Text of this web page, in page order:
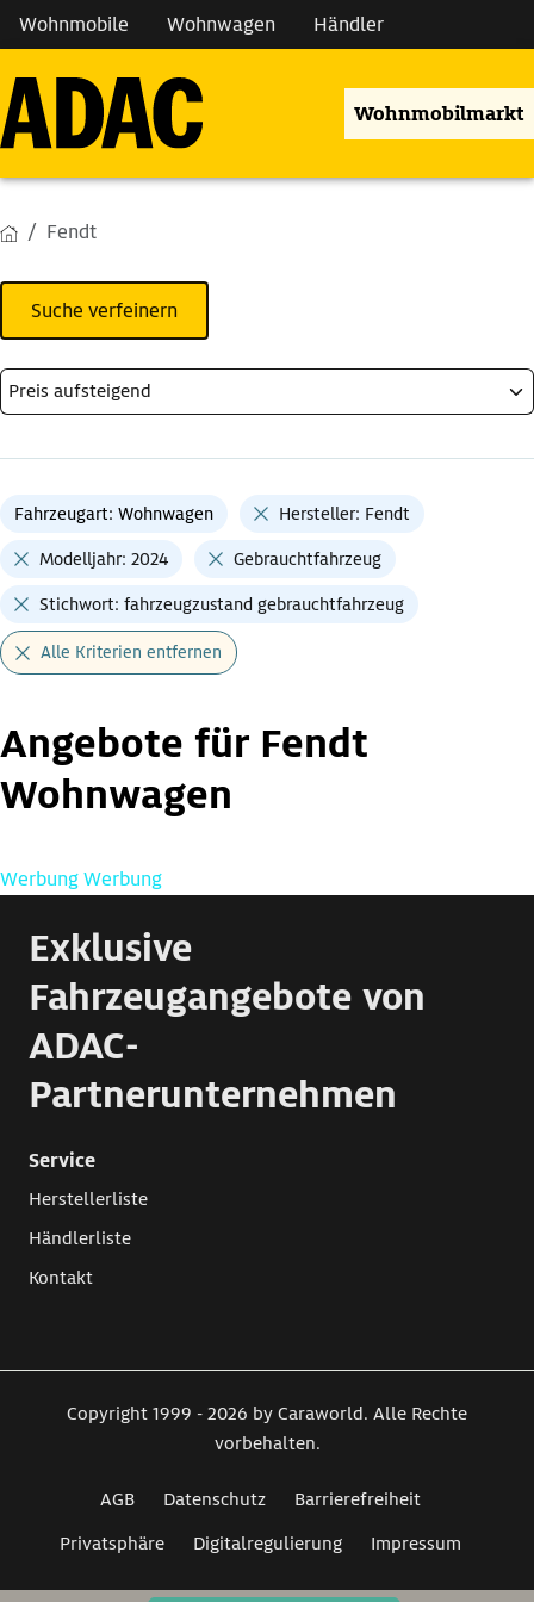
Wohnmobile Wohnwagen Händler
Wohnmobilmarkt
Fendt
Suche verfeinern
Fahrzeugart: Wohnwagen Hersteller: Fendt
Modelljahr: 2024 Gebrauchtfahrzeug
Stichwort: fahrzeugzustand gebrauchtfahrzeug
Alle Kriterien entfernen
Angebote für Fendt
Wohnwagen
WerbungWerbung
Exklusive
Fahrzeugangebote von
ADAC-
Partnerunternehmen
Service
Herstellerliste
Händlerliste
Kontakt
Copyright 1999 - 2026 by Caraworld. Alle Rechte
vorbehalten.
AGB Datenschutz
Barrierefreiheit
Privatsphäre
Digitalregulierung Impressum